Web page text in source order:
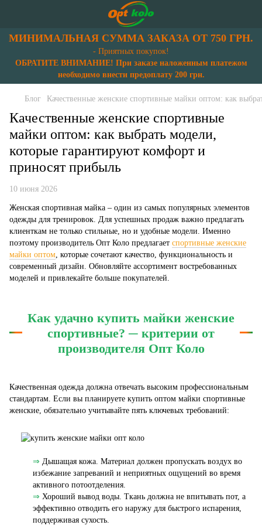
МИНИМАЛЬНАЯ СУММА ЗАКАЗА ОТ 750 ГРН.
- Приятных покупок!
ОБРАТИТЕ ВНИМАНИЕ! При заказе наложенным платежом
необходимо внести предоплату 200 грн.
Блог Качественные женские спортивные майки оптом: как
Качественные женские спортивные
майки оптом: как выбрать модели,
которые гарантируют комфорт и
приносят прибыль
10 июня 2026
Женская спортивная майка – один из самых популярных элементов
одежды для тренировок. Для успешных продаж важно предлагать
клиенткам не только стильные, но и удобные модели. Именно
поэтому производитель Опт Коло предлагает спортивные женские
майки оптом, которые сочетают качество, функциональность и
современный дизайн. Обновляйте ассортимент востребованных
моделей и привлекайте больше покупателей.
Как удачно купить майки женские
спортивные? ─ критерии от
производителя Опт Коло
Качественная одежда должна отвечать высоким профессиональным
стандартам. Если вы планируете купить оптом майки спортивные
женские, обязательно учитывайте пять ключевых требований:
⇒ Дышащая кожа. Материал должен пропускать воздух во
избежание запреваний и неприятных ощущений во время
активного потоотделения.
⇒ Хороший вывод воды. Ткань должна не впитывать пот, а
эффективно отводить его наружу для быстрого испарения,
поддерживая сухость.